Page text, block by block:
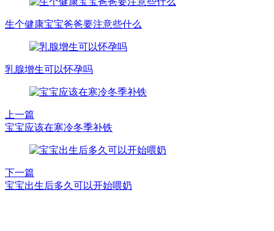
生个健康宝宝爸爸要注意些什么
乳腺增生可以怀孕吗
上一篇
宝宝应该在寒冷冬季补铁
下一篇
宝宝出生后多久可以开始喂奶